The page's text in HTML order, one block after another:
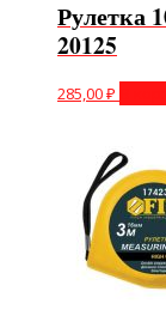
Рулетка
20125
285,00₽